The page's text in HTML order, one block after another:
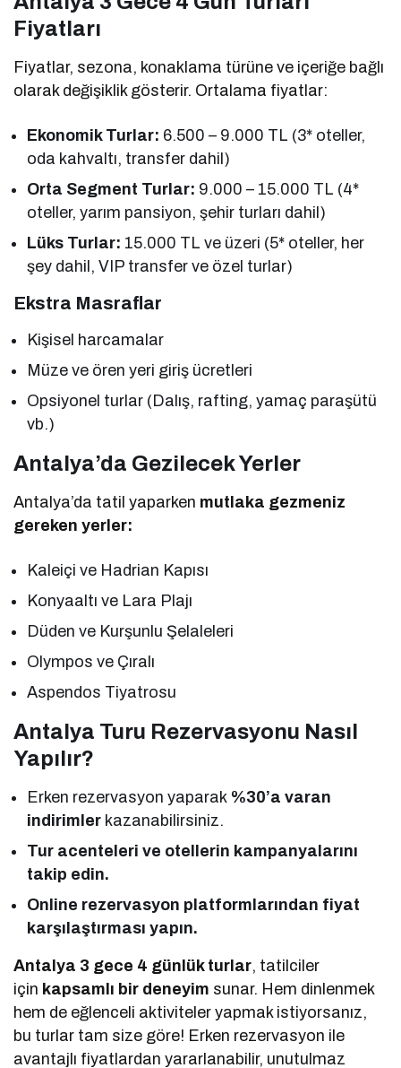
Fiyatları
Fiyatlar, sezona, konaklama türüne ve içeriğe bağlı
olarak değişiklik gösterir. Ortalama fiyatlar:
Ekonomik Turlar: 6.500 – 9.000 TL (3* oteller,
oda kahvaltı, transfer dahil)
Orta Segment Turlar: 9.000 – 15.000 TL (4*
oteller, yarım pansiyon, şehir turları dahil)
Lüks Turlar: 15.000 TL ve üzeri (5* oteller, her
şey dahil, VIP transfer ve özel turlar)
Ekstra Masraflar
Kişisel harcamalar
Müze ve ören yeri giriş ücretleri
Opsiyonel turlar (Dalış, rafting, yamaç paraşütü
vb.)
Antalya’da Gezilecek Yerler
Antalya’da tatil yaparken mutlaka gezmeniz
gereken yerler:
Kaleiçi ve Hadrian Kapısı
Konyaaltı ve Lara Plajı
Düden ve Kurşunlu Şelaleleri
Olympos ve Çıralı
Aspendos Tiyatrosu
Antalya Turu Rezervasyonu Nasıl
Yapılır?
Erken rezervasyon yaparak %30’a varan
indirimler kazanabilirsiniz.
Tur acenteleri ve otellerin kampanyalarını
takip edin.
Online rezervasyon platformlarından fiyat
karşılaştırması yapın.
Antalya 3 gece 4 günlük turlar, tatilciler
için kapsamlı bir deneyim sunar. Hem dinlenmek
hem de eğlenceli aktiviteler yapmak istiyorsanız,
bu turlar tam size göre! Erken rezervasyon ile
avantajlı fiyatlardan yararlanabilir, unutulmaz